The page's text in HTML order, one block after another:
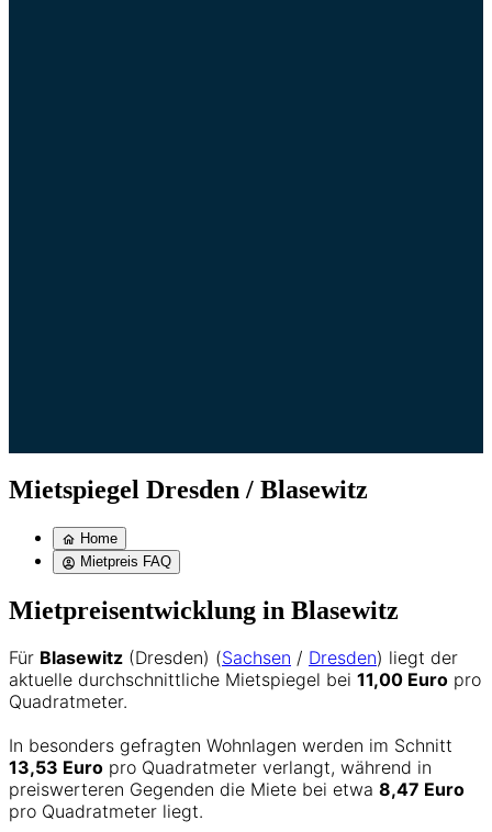
Mietspiegel Dresden / Blasewitz
Home
Mietpreis FAQ
Mietpreisentwicklung in Blasewitz
Für Blasewitz (Dresden) (Sachsen / Dresden) liegt der
aktuelle durchschnittliche Mietspiegel bei 11,00 Euro pro
Quadratmeter.
In besonders gefragten Wohnlagen werden im Schnitt
13,53 Euro pro Quadratmeter verlangt, während in
preiswerteren Gegenden die Miete bei etwa 8,47 Euro
pro Quadratmeter liegt.